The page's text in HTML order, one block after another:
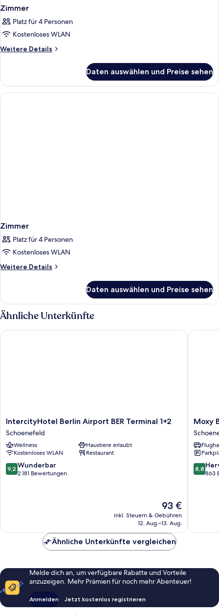
Zimmer
Platz für 4 Personen
Kostenloses WLAN
Weitere Details
Weitere
Daten auswählen und Preise sehen
Zimmer
Platz für 4 Personen
Kostenloses WLAN
Weitere Details
Weitere
Daten auswählen und Preise sehen
Ähnliche Unterkünfte
IntercityHotel
Berlin
Airport
BER
Terminal
1+2
Schoenefeld
IntercityHotel Berlin Airport BER Terminal 1+2
Schoenefeld
Wellness
Haustiere erlaubt
Kostenloses WLAN
Restaurant
9.2
von
9,2 Wunderbar
2.181 Bewertungen
Der
Preis
beträgt
93 €
inkl. Steuern & Gebühren
12. Aug.–13. Aug.
IntercityHotel Berlin Airport BER Terminal 1+2
Moxy
Berlin
Airport
Moxy
8.8
von
8,8
863
Moxy
Ähnliche Unterkünfte vergleichen
Melde dich an, um verfügbare Rabatte und Vorteile
anzuzeigen. Mehr Prämien für noch mehr Abenteuer!
Anmelden Jetzt kostenlos registrieren